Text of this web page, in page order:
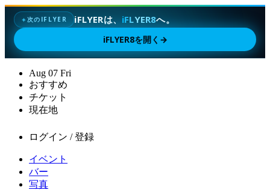
✦次のIFLYER iFLYERは、 iFLYER8へ。
iFLYER8を開く →
Aug 07 Fri
おすすめ
チケット
現在地
ログイン / 登録
イベント
バー
写真